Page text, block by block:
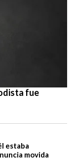
fue
estaba
movida